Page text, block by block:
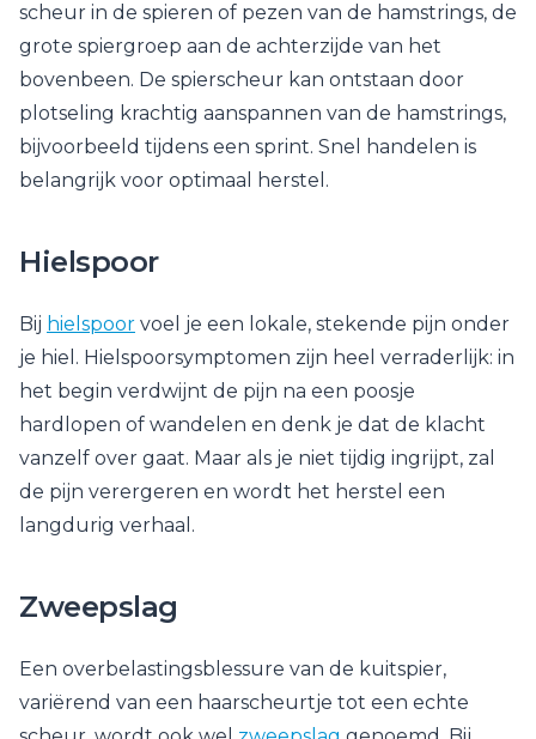
scheur in de spieren of pezen van de hamstrings, de
grote spiergroep aan de achterzijde van het
bovenbeen. De spierscheur kan ontstaan door
plotseling krachtig aanspannen van de hamstrings,
bijvoorbeeld tijdens een sprint. Snel handelen is
belangrijk voor optimaal herstel.
Hielspoor
Bij hielspoor voel je een lokale, stekende pijn onder
je hiel. Hielspoorsymptomen zijn heel verraderlijk: in
het begin verdwijnt de pijn na een poosje
hardlopen of wandelen en denk je dat de klacht
vanzelf over gaat. Maar als je niet tijdig ingrijpt, zal
de pijn verergeren en wordt het herstel een
langdurig verhaal.
Zweepslag
Een overbelastingsblessure van de kuitspier,
variërend van een haarscheurtje tot een echte